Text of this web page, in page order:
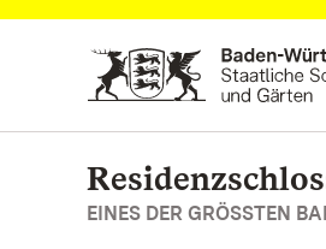
Zum Hauptinhalt springen
EINES DER GRÖSSTEN